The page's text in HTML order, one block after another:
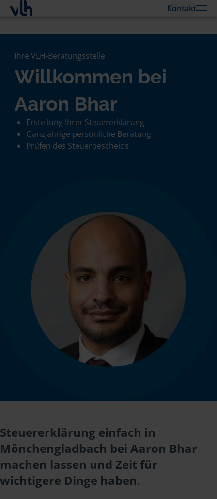
Kontakt
Ihre VLH-Beratungsstelle
Willkommen bei
Aaron Bhar
Erstellung Ihrer Steuererklärung
Ganzjährige persönliche Beratung
Prüfen des Steuerbescheids
Steuererklärung einfach in
Mönchengladbach bei Aaron Bhar
machen lassen und Zeit für
wichtigere Dinge haben.